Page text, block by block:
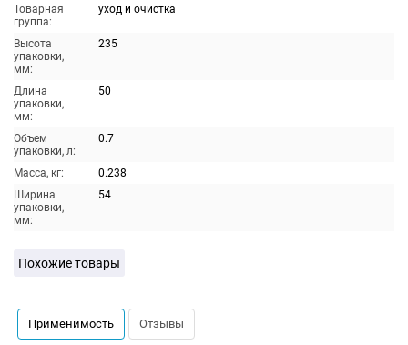
Товарная
группа:
уход и очистка
Высота
упаковки,
мм:
235
Длина
упаковки,
мм:
50
Объем
упаковки, л:
0.7
Масса, кг:
0.238
Ширина
упаковки,
мм:
54
Похожие товары
Применимость Отзывы